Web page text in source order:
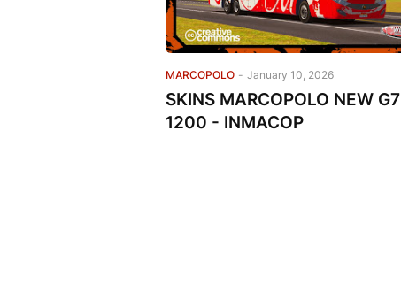
MARCOPOLO - January 10, 2026
SKINS MARCOPOLO NEW G7
1200 - INMACOP